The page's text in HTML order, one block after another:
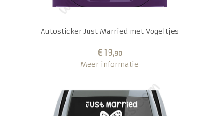
Autosticker Just Married met Vogeltjes
€ 19,90
Meer informatie